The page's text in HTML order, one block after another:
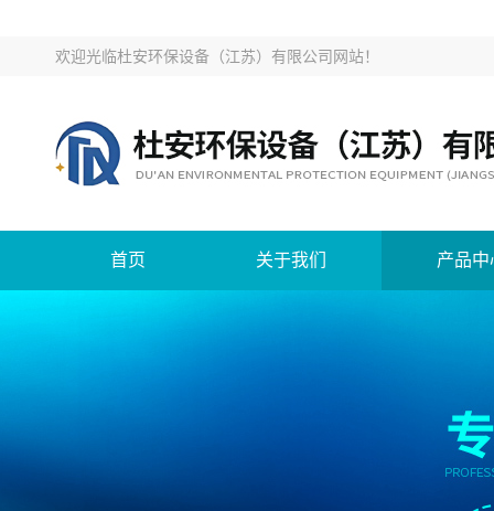
欢迎光临杜安环保设备（江苏）有限公司网站！
首页 关于我们 产品中